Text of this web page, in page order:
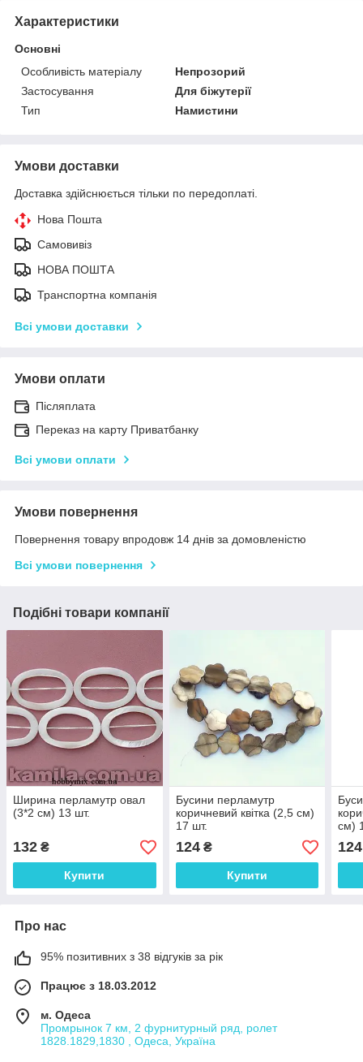
Характеристики
Основні
Особливість матеріалу
Непрозорий
Застосування
Для біжутерії
Тип
Намистини
Умови доставки
Доставка здійснюється тільки по передоплаті.
Нова Пошта
Самовивіз
НОВА ПОШТА
Транспортна компанія
Всі умови доставки
Умови оплати
Післяплата
Переказ на карту Приватбанку
Всі умови оплати
Умови повернення
Повернення товару впродовж 14 днів за домовленістю
Всі умови повернення
Подібні товари компанії
Ширина перламутр овал
(3*2 см) 13 шт.
132 ₴
Купити
Бусини перламутр
коричневий квітка (2,5 см)
17 шт.
124₴
Купити
см)
124
Про нас
95% позитивних з 38 відгуків за рік
Працює з 18.03.2012
м. Одеса
Промрынок 7 км, 2 фурнитурный ряд, ролет
1828.1829,1830 , Одеса, Україна